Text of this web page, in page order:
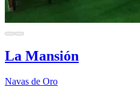
La Mansión
Navas de Oro